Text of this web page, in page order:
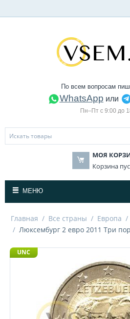
По всем вопросам
WhatsApp или
Пн–Пт с 9:00 до
МОЯ
Корзина
МЕНЮ
Главная / Все страны / Европа /
/ Люксембург 2 евро 2011 Три
UNC